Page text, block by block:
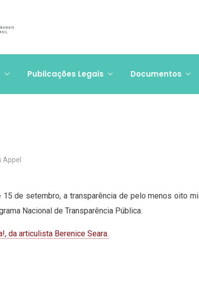
Publicações Legais Documentos
Appel
de setembro, a transparência de pelo menos oito mil
Nacional de Transparência Pública.
da articulista Berenice Seara.